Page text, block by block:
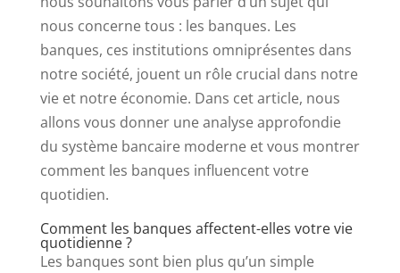
nous concerne tous : les banques. Les
banques, ces institutions omniprésentes dans
notre société, jouent un rôle crucial dans notre
vie et notre économie. Dans cet article, nous
allons vous donner une analyse approfondie
du système bancaire moderne et vous montrer
comment les banques influencent votre
quotidien.
Comment les banques affectent-elles votre vie
quotidienne ?
Les banques sont bien plus qu’un simple